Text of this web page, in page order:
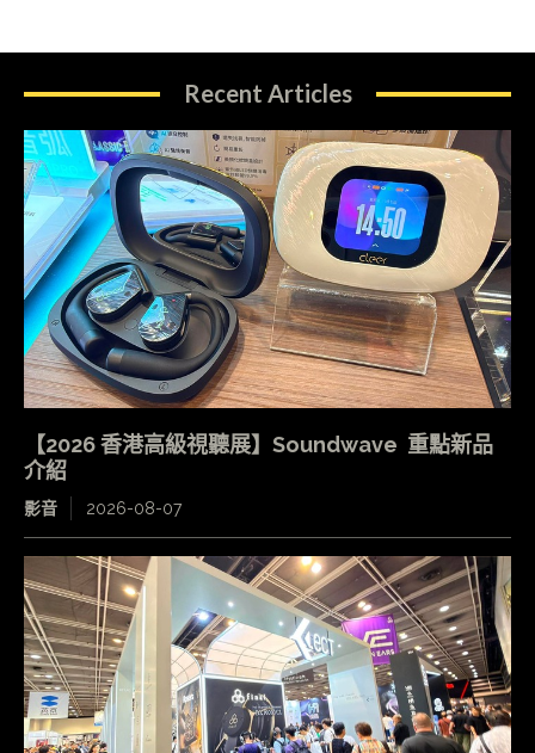
Recent Articles
【2026 香港高級視聽展】Soundwave 重點新品
介紹
影音 2026-08-07